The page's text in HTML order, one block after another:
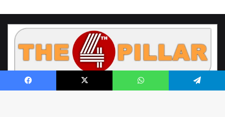
Facebook X WhatsApp Telegram